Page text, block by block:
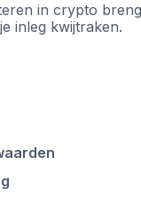
in crypto
inleg kwijtraken.